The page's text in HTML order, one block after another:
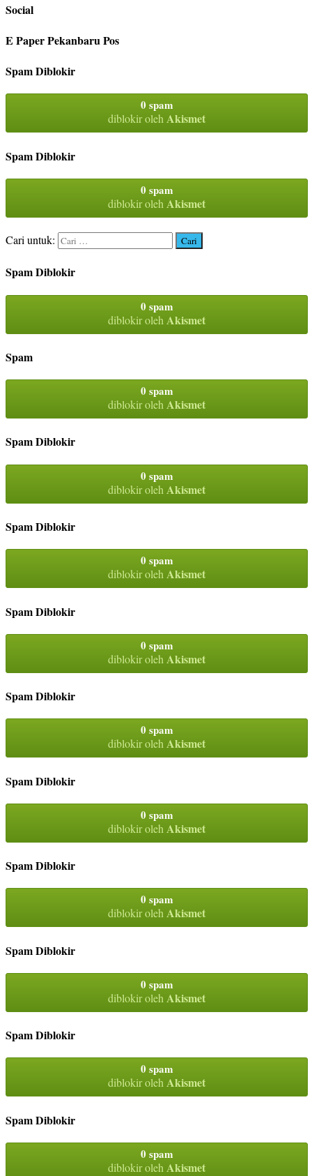
Social
E Paper Pekanbaru Pos
Spam Diblokir
0 spam
diblokir olehAkismet
Spam Diblokir
0 spam
diblokir oleh Akismet
Cari untuk:
Spam Diblokir
0 spam
diblokir oleh Akismet
Spam
0 spam
diblokir olehAkismet
Spam Diblokir
0 spam
diblokir oleh Akismet
Spam Diblokir
0 spam
diblokir olehAkismet
Spam Diblokir
0 spam
diblokir oleh Akismet
Spam Diblokir
0 spam
diblokir olehAkismet
Spam Diblokir
0 spam
diblokir oleh Akismet
Spam Diblokir
0 spam
diblokir olehAkismet
Spam Diblokir
0 spam
diblokir oleh Akismet
Spam Diblokir
0 spam
diblokir olehAkismet
Spam Diblokir
0 spam
diblokir oleh Akismet